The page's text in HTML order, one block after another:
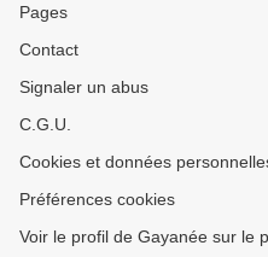
Pages
Contact
Signaler un abus
C.G.U.
Cookies et données
Préférences cookies
Voir le profil de Gayanée sur le